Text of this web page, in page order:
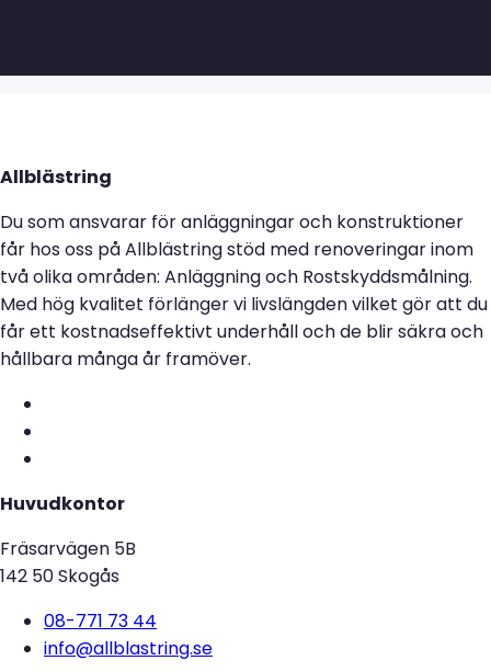
Allblästring
Du som ansvarar för anläggningar och konstruktioner
får hos oss på Allblästring stöd med renoveringar inom
två olika områden: Anläggning och Rostskyddsmålning.
Med hög kvalitet förlänger vi livslängden vilket gör att du
får ett kostnadseffektivt underhåll och de blir säkra och
hållbara många år framöver.
Huvudkontor
Fräsarvägen 5B
142 50 Skogås
08-771 73 44
info@allblastring.se